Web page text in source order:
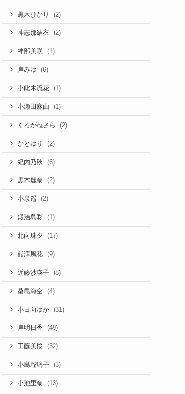
黒木ひかり (2)
神志那結衣 (2)
神部美咲 (1)
岸みゆ (6)
小此木流花 (1)
小瀬田麻由 (1)
くろがねさら (2)
かとゆり (2)
紀内乃秋 (6)
黒木麗奈 (2)
小泉遥 (2)
鍛治島彩 (1)
北向珠夕 (17)
熊澤風花 (9)
近藤沙瑛子 (8)
桑島海空 (4)
小日向ゆか (31)
岸明日香 (49)
工藤美桜 (32)
小島瑠璃子 (3)
小池里奈 (13)